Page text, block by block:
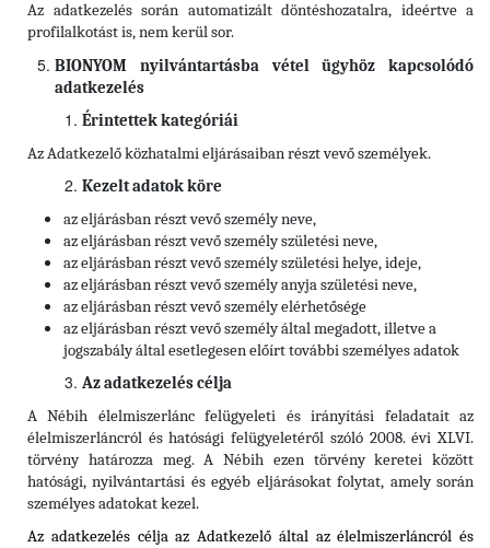
Az adatkezelés során automatizált döntéshozatalra, ideértve a
profilalkotást is, nem kerül sor.
BIONYOM nyilvántartásba vétel ügyhöz kapcsolódó
adatkezelés
Érintettek kategóriái
Az Adatkezelő közhatalmi eljárásaiban részt vevő személyek.
Kezelt adatok köre
az eljárásban részt vevő személy neve,
az eljárásban részt vevő személy születési neve,
az eljárásban részt vevő személy születési helye, ideje,
az eljárásban részt vevő személy anyja születési neve,
az eljárásban részt vevő személy elérhetősége
az eljárásban részt vevő személy által megadott, illetve a
jogszabály által esetlegesen előírt további személyes adatok
Az adatkezelés célja
A Nébih élelmiszerlánc felügyeleti és irányítási feladatait az
élelmiszerláncról és hatósági felügyeletéről szóló 2008. évi XLVI.
törvény határozza meg. A Nébih ezen törvény keretei között
hatósági, nyilvántartási és egyéb eljárásokat folytat, amely során
személyes adatokat kezel.
Az adatkezelés célja az Adatkezelő által az élelmiszerláncról és